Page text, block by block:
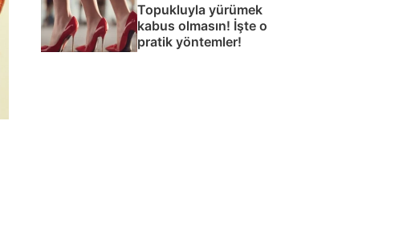
Topukluyla yürümek
kabus olmasın! İşte o
pratik yöntemler!